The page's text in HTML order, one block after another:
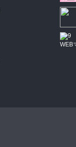
WEB